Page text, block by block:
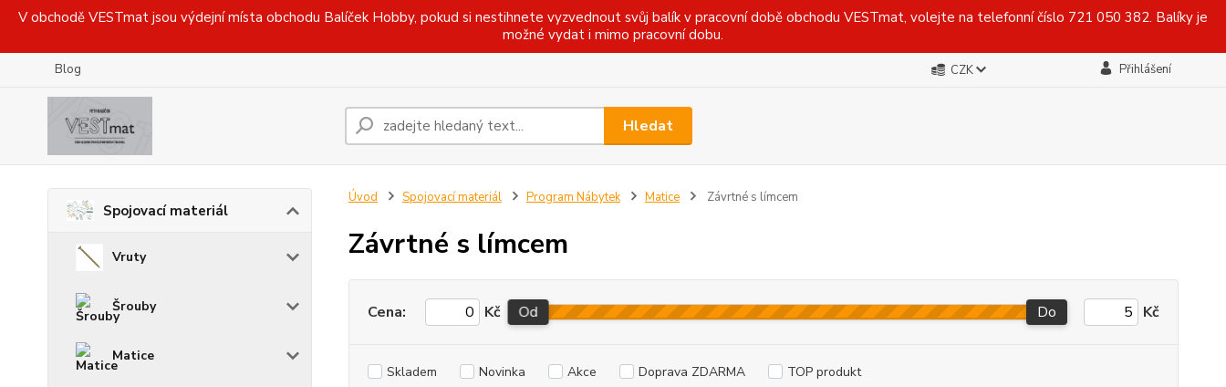
V obchodě VESTmat jsou výdejní místa obchodu Balíček Hobby, pokud si nestihnete vyzvednout svůj balík v pracovní době obchodu VESTmat, volejte na telefonní číslo 721 050 382. Balíky je
možné vydat i mimo pracovní dobu.
Blog CZK Přihlášení
Hledat
Spojovací materiál
Vruty
Šrouby
Matice
Úvod Spojovací materiál Program Nábytek Matice Závrtné s límcem
Závrtné s límcem
Cena: Kč Od Do Kč
Skladem Novinka Akce Doprava ZDARMA TOP produkt